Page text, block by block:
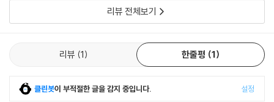
하석 시인이 1989년 세계사에서 출간한 세번째 시집 『우리 낯선 사람들』
를 34년 만에 문학동네포에지 74번으로 복간합니다. 1990년 『작가세계』
사람』을 19년 만에 문학동네포에지 75번으로 복간합니다. 1982년 『꺼지
지 않는 횃불로』로 등단한 김용택 시인이 1988년 청하에서 출간한 세번째
합니다. 1983년 중앙일보 신춘문예로 등단한 김경미 시인이 2001년 문학
리뷰 전체보기
리뷰 1 한줄평 1
클린봇이 부적절한 글을 감지 중입니다. 설정